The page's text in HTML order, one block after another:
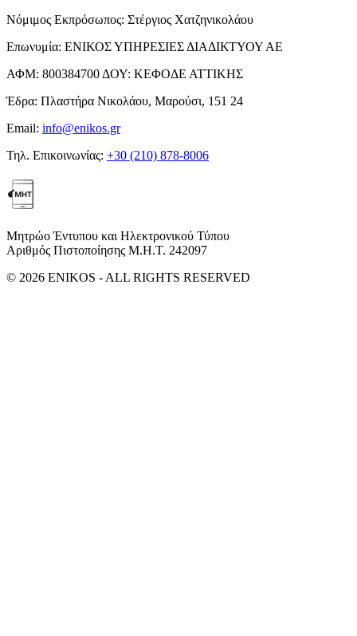
Νόμιμος Εκπρόσωπος: Στέργιος Χατζηνικολάου
Επωνυμία: ΕΝΙΚΟΣ ΥΠΗΡΕΣΙΕΣ ΔΙΑΔΙΚΤΥΟΥ ΑΕ
ΑΦΜ: 800384700 ΔΟΥ: ΚΕΦΟΔΕ ΑΤΤΙΚΗΣ
Έδρα: Πλαστήρα Νικολάου, Μαρούσι, 151 24
Email: info@enikos.gr
Τηλ. Επικοινωνίας: +30 (210) 878-8006
Μητρώο Έντυπου και Ηλεκτρονικού Τύπου
Αριθμός Πιστοποίησης Μ.Η.Τ. 242097
© 2026 ENIKOS - ALL RIGHTS RESERVED